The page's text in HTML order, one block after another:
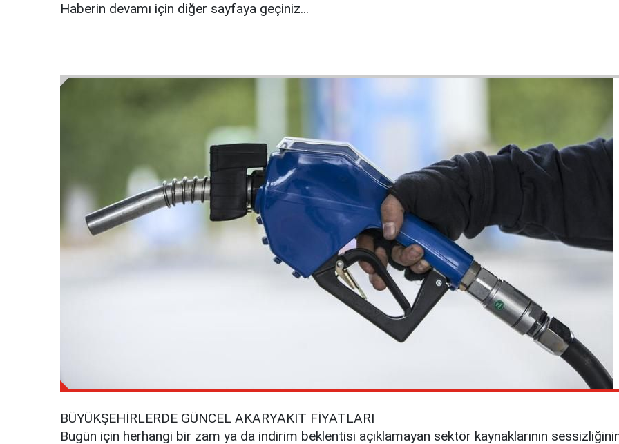
Haberin devamı için diğer sayfaya geçiniz...
BÜYÜKŞEHİRLERDE GÜNCEL AKARYAKIT FİYATLARI
Bugün için herhangi bir zam ya da indirim beklentisi açıklamayan sektör kaynaklarının